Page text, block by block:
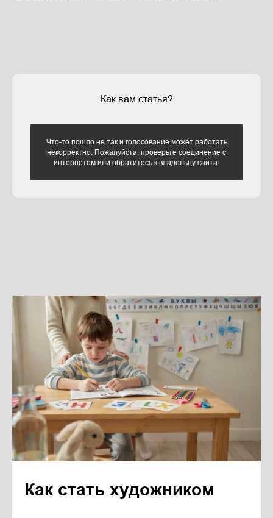
Как вам статья?
Что-то пошло не так и голосование может работать
некорректно. Пожалуйста, проверьте соединение с
интернетом или обратитесь к владельцу сайта.
Как стать художником